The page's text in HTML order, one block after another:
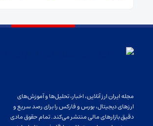
مجله ایران ارز آنلاین، اخبار، تحلیل‌ها و آموزش‌های
ارزهای دیجیتال، بورس و فارکس را برای رصد سریع و
دقیق بازارهای مالی منتشر می‌کند. تمام حقوق مادی